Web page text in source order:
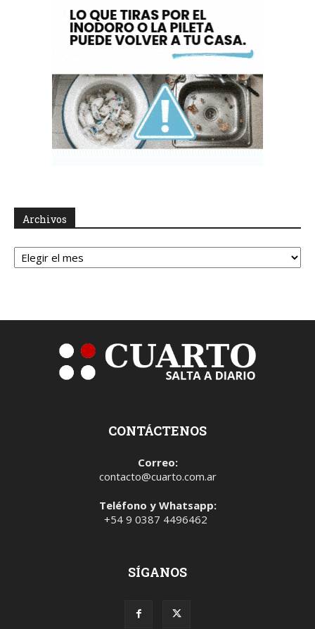
Archivos
Archivos
CONTÁCTENOS
Correo:
contacto@cuarto.com.ar
Teléfono y Whatsapp:
+54 9 0387 4496462
SÍGANOS